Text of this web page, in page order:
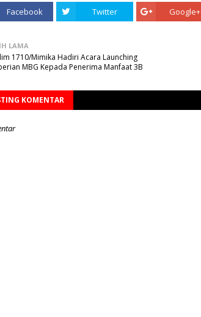
Facebook Twitter Google+
LAMA
1710/Mimika Hadiri Acara Launching
MBG Kepada Penerima Manfaat 3B
KOMENTAR